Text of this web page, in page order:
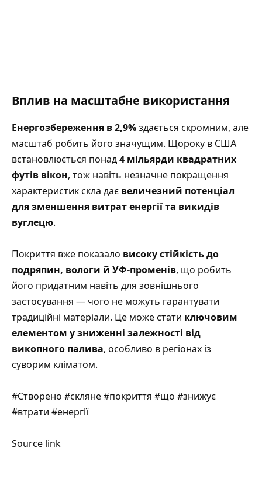
Вплив на масштабне використання
Енергозбереження в 2,9%здається скромним, але
масштаб робить його значущим. Щороку в США
встановлюється понад4 мільярди квадратних
футів вікон, тож навіть незначне покращення
характеристик скла дає величезний потенціал
для зменшення витрат енергії та викидів
вуглецю.
Покриття вже показало високу стійкість до
подряпин, вологи й УФ-променів, що робить
його придатним навіть для зовнішнього
застосування — чого не можуть гарантувати
традиційні матеріали. Це може стати ключовим
елементом у зниженні залежності від
викопного палива, особливо в регіонах із
суворим кліматом.
#Створено #скляне #покриття #що #знижує
#втрати #енергії
Source link